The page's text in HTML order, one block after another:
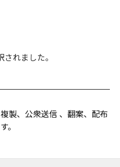
れました。
製、公衆送信 、翻案、配布
。